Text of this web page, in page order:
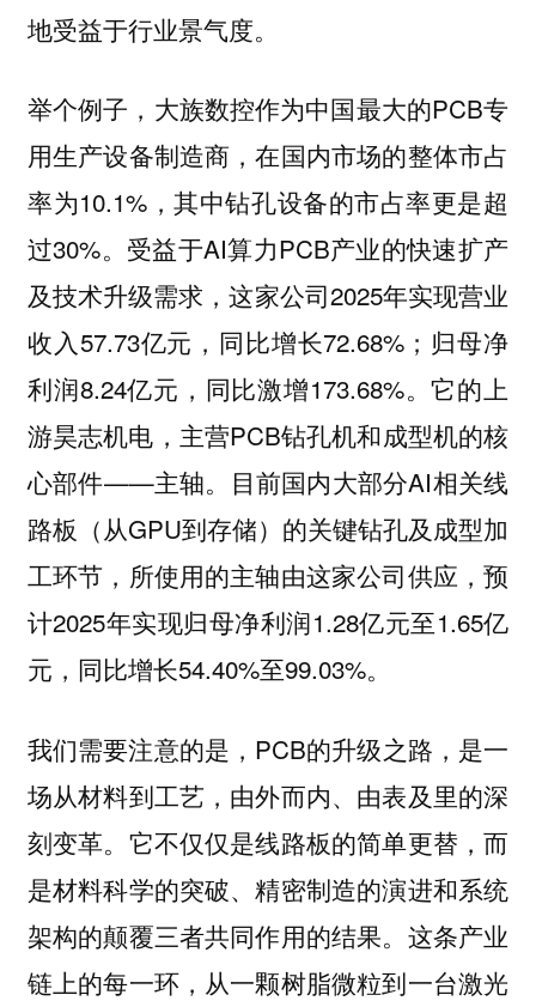
地受益于行业景气度。
举个例子，大族数控作为中国最大的PCB专
用生产设备制造商，在国内市场的整体市占
率为10.1%，其中钻孔设备的市占率更是超
过30%。受益于AI算力PCB产业的快速扩产
及技术升级需求，这家公司2025年实现营业
收入57.73亿元，同比增长72.68%；归母净
利润8.24亿元，同比激增173.68%。它的上
游昊志机电，主营PCB钻孔机和成型机的核
心部件——主轴。目前国内大部分AI相关线
路板（从GPU到存储）的关键钻孔及成型加
工环节，所使用的主轴由这家公司供应，预
计2025年实现归母净利润1.28亿元至1.65亿
元，同比增长54.40%至99.03%。
我们需要注意的是，PCB的升级之路，是一
场从材料到工艺，由外而内、由表及里的深
刻变革。它不仅仅是线路板的简单更替，而
是材料科学的突破、精密制造的演进和系统
架构的颠覆三者共同作用的结果。这条产业
链上的每一环，从一颗树脂微粒到一台激光